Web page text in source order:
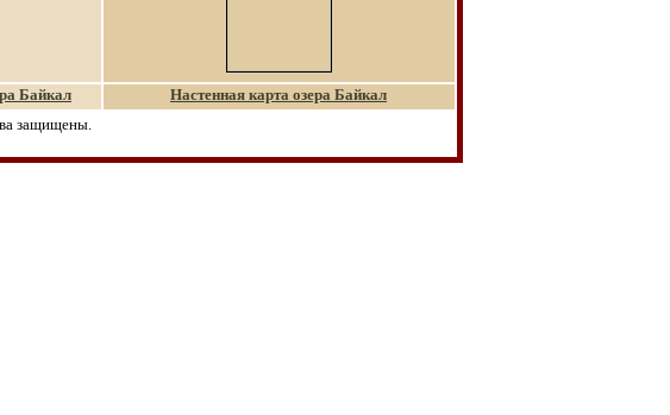
Байкал
Настенная карта озера Байкал
защищены.